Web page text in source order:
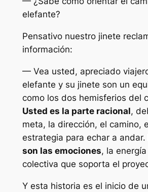
elefante?
Pensativo nuestro jinete
información:
— Vea usted, apreciado
elefante y su jinete son un
como los dos hemisferios del
Usted es la parte racional,
meta, la dirección, el camino,
estrategia para echar a andar.
son las emociones, la
colectiva que soporta el
Y esta historia es el inicio de